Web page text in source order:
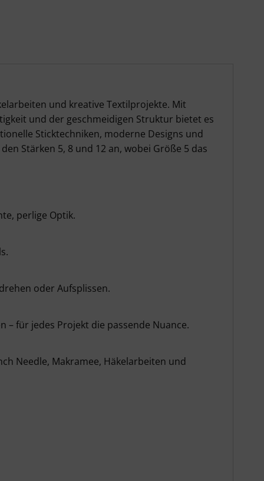
und kreative Textilprojekte. Mit
und der geschmeidigen Struktur bietet es
Sticktechniken, moderne Designs und
Stärken 5, 8 und 12 an, wobei Größe 5 das
perlige Optik.
oder Aufsplissen.
für jedes Projekt die passende Nuance.
Needle, Makramee, Häkelarbeiten und